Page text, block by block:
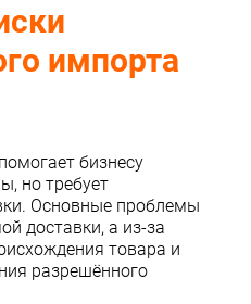
импорта
бизнесу
но требует
Основные проблемы
доставки, а из-за
товара и
разрешённого